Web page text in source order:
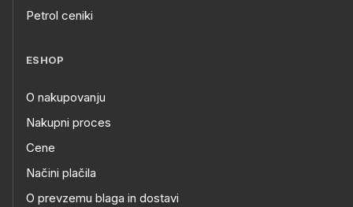
Petrol ceniki
ESHOP
O nakupovanju
Nakupni proces
Cene
Načini plačila
O prevzemu blaga in dostavi